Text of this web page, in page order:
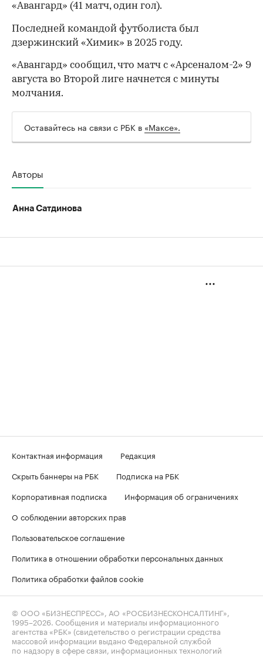
«Авангард» (41 матч, один гол).
00:00 / 00:00
Последней командой футболиста был
дзержинский «Химик» в 2025 году.
«Авангард» сообщил, что матч с «Арсеналом-2» 9
августа во Второй лиге начнется с минуты
молчания.
Оставайтесь на связи с РБК в «Максе».
Авторы
Анна Сатдинова
Контактная информация
Редакция
Скрыть баннеры на РБК
Подписка на РБК
Корпоративная подписка
Информация об ограничениях
О соблюдении авторских прав
Пользовательское соглашение
Политика в отношении обработки персональных данных
Политика обработки файлов cookie
© ООО «БИЗНЕСПРЕСС», АО «РОСБИЗНЕСКОНСАЛТИНГ»,
1995–2026 . Сообщения и материалы информационного
агентства «РБК» (свидетельство о регистрации средства
массовой информации выдано Федеральной службой
по надзору в сфере связи, информационных технологий